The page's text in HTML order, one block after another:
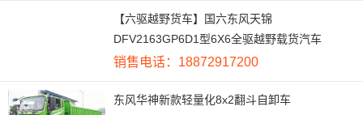
【六驱越野货车】国六东风天锦
DFV2163GP6D1型6X6全驱越野载货汽车
销售电话：18872917200
东风华神新款轻量化8x2翻斗自卸车